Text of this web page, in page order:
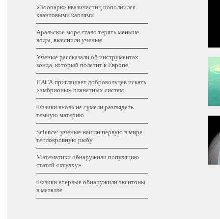
«Зоопарк» квазичастиц пополнился
квантовыми каплями
Аральское море стало терять меньше
воды, выяснили ученые
Ученые рассказали об инструментах
зонда, который полетит к Европе
НАСА приглашает добровольцев искать
«эмбрионы» планетных систем
Физики вновь не сумели разглядеть
темную материю
Science: ученые нашли первую в мире
теплокровную рыбу
Математики обнаружили популяцию
статей «ктулху»
Физики впервые обнаружили экситоны
в металле